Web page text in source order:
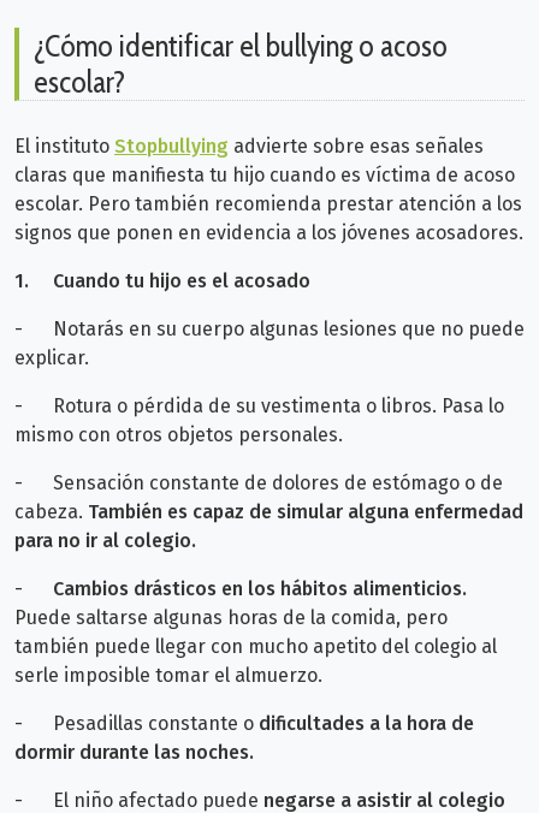
¿Cómo identificar el bullying o acoso
escolar?
El instituto Stopbullying advierte sobre esas señales
claras que manifiesta tu hijo cuando es víctima de acoso
escolar. Pero también recomienda prestar atención a los
signos que ponen en evidencia a los jóvenes acosadores.
1. Cuando tu hijo es el acosado
-
Notarás en su cuerpo algunas lesiones que no puede
explicar.
-
Rotura o pérdida de su vestimenta o libros. Pasa lo
mismo con otros objetos personales.
-
Sensación constante de dolores de estómago o de
cabeza. También es capaz de simular alguna enfermedad
para no ir al colegio.
-
Cambios drásticos en los hábitos alimenticios.
Puede saltarse algunas horas de la comida, pero
también puede llegar con mucho apetito del colegio al
serle imposible tomar el almuerzo.
- Pesadillas constante o dificultades a la hora de
dormir durante las noches.
- El niño afectado puede negarse a asistir al colegio